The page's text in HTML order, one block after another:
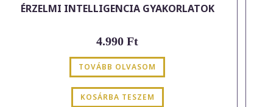
ÉRZELMI INTELLIGENCIA GYAKORLATOK
4.990Ft
TOVÁBB OLVASOM
KOSÁRBA TESZEM